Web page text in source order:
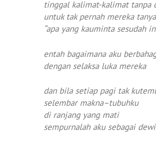
tinggal kalimat-kalimat tanpa
untuk tak pernah mereka tanya
“apa yang kauminta sesudah
entah bagaimana aku
dengan selaksa luka mereka
dan bila setiap pagi tak
selembar makna–tubuhku
di ranjang yang mati
sempurnalah aku sebagai dewi